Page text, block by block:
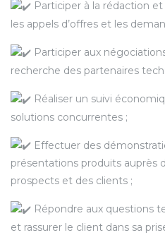
Participer à la rédaction
les appels d’offres et les
Participer aux
recherche des partenaires
Réaliser un suivi
solutions concurrentes ;
Effectuer des
présentations produits auprès
prospects et des clients ;
Répondre aux questions
et rassurer le client dans sa